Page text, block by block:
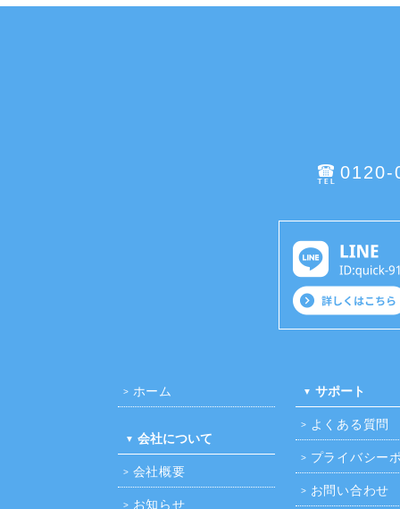
0120-
ホーム
会社について
会社概要
お知らせ
サポート
よくある質問
プライバシー
お問い合わせ